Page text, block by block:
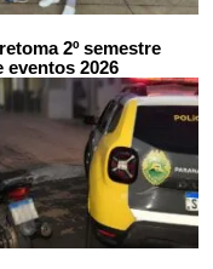
2º semestre
eventos 2026